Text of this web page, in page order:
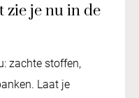
zie je nu in de
zachte stoffen,
Laat je